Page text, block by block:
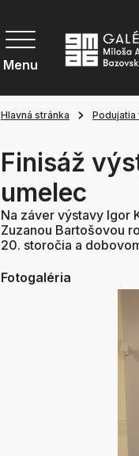
Menu
Hlavná stránka Podujatia
Finisáž
umelec
Na záver výstavy Igor
Zuzanou Bartošovou
20. storočia a
Fotogaléria